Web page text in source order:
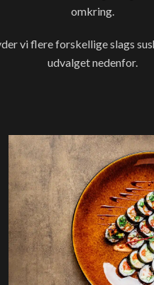
omkring.
vi flere forskellige slags
udvalget nedenfor.